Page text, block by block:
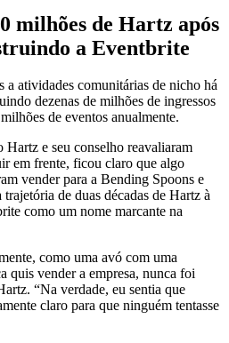
milhões de Hartz após
a Eventbrite
a atividades comunitárias de nicho há
dezenas de milhões de ingressos
de eventos anualmente.
Hartz e seu conselho reavaliaram
em frente, ficou claro que algo
vender para a Bending Spoons e
de duas décadas de Hartz à
como um nome marcante na
como uma avó com uma
quis vender a empresa, nunca foi
“Na verdade, eu sentia que
claro para que ninguém tentasse